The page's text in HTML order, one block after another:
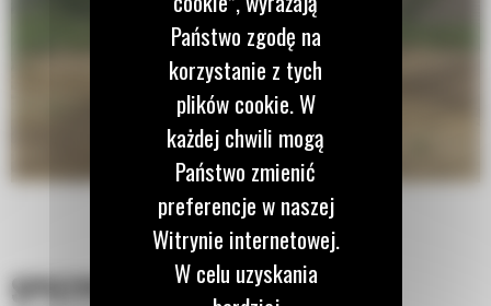
SPECYFIKACJA
Państwo zgodę na
korzystanie z tych
plików cookie. W
każdej chwili mogą
Państwo zmienić
preferencje w naszej
Witrynie internetowej.
W celu uzyskania